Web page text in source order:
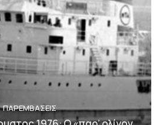
ΠΑΡΕΜΒΑΣΕΙΣ